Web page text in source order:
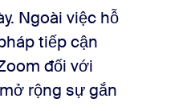
Ngoài việc hỗ
tiếp cận
đối với
rộng sự gắn